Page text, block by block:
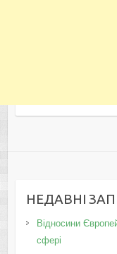
НЕДАВНІ
Відносини
сфері